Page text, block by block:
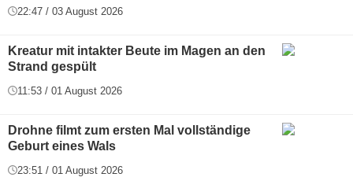
22:47 / 03 August 2026
Kreatur mit intakter Beute im Magen an den
Strand gespült
11:53 / 01 August 2026
Drohne filmt zum ersten Mal vollständige
Geburt eines Wals
23:51 / 01 August 2026